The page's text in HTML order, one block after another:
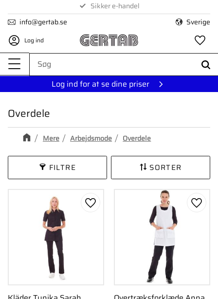
Menu
Sikker e-handel
info@gertab.se
Sverige
Log ind
Log ind for at se dine priser
Overdele
Mere Arbejdsmode Overdele
FILTRE SORTER
Gem som favorit Gem